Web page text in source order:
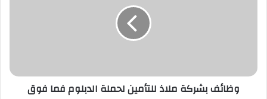
وظائف بشركة ملاذ للتأمين لحملة الدبلوم فما فوق